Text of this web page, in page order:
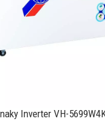
Inverter VH-